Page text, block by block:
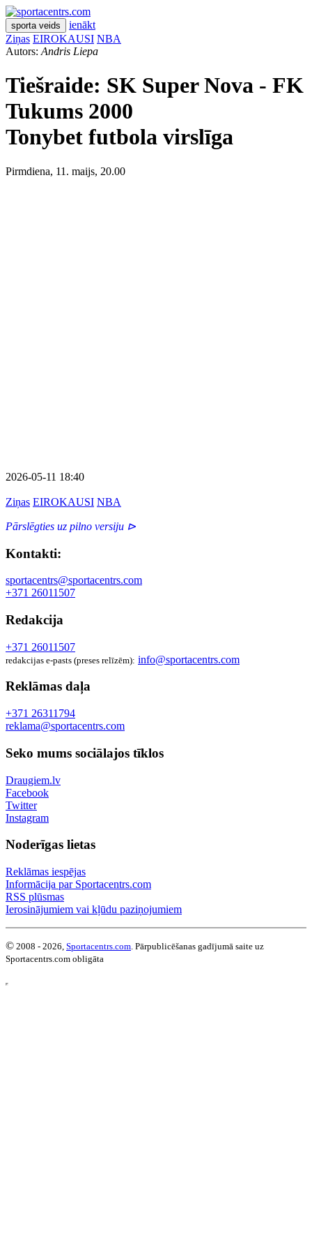
sporta veids
ienākt
Ziņas EIROKAUSI NBA
Autors: Andris Liepa
Tiešraide: SK Super Nova - FK
Tukums 2000
Tonybet futbola virslīga
Pirmdiena, 11. maijs, 20.00
2026-05-11 18:40
Ziņas EIROKAUSI NBA
Pārslēgties uz pilno versiju ⊳
Kontakti:
sportacentrs@sportacentrs.com
+371 26011507
Redakcija
+371 26011507
redakcijas e-pasts (preses relīzēm): info@sportacentrs.com
Reklāmas daļa
+371 26311794
reklama@sportacentrs.com
Seko mums sociālajos tīklos
Draugiem.lv
Facebook
Twitter
Instagram
Noderīgas lietas
Reklāmas iespējas
Informācija par Sportacentrs.com
RSS plūsmas
Ierosinājumiem vai kļūdu paziņojumiem
© 2008 - 2026, Sportacentrs.com. Pārpublicēšanas gadījumā saite uz
Sportacentrs.com obligāta